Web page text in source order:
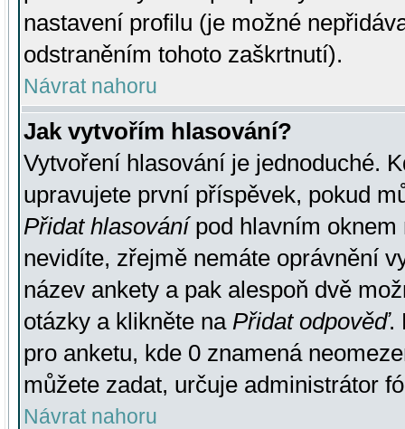
nastavení profilu (je možné
odstraněním tohoto zaškrtnutí).
Návrat nahoru
Jak vytvořím hlasování?
Vytvoření hlasování je jednoduché.
upravujete první příspěvek, pokud
Přidat hlasovánípod hlavním oknem
nevidíte, zřejmě nemáte oprávnění
název ankety a pak alespoň dvě
otázky a klikněte na Přidat odpověď.
pro anketu, kde 0 znamená
můžete zadat, určuje administrátor
Návrat nahoru